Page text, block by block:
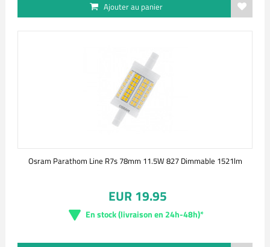
Ajouter au panier
Osram Parathom Line R7s 78mm 11.5W 827 Dimmable 1521lm
EUR 19.95
En stock (livraison en 24h-48h)*